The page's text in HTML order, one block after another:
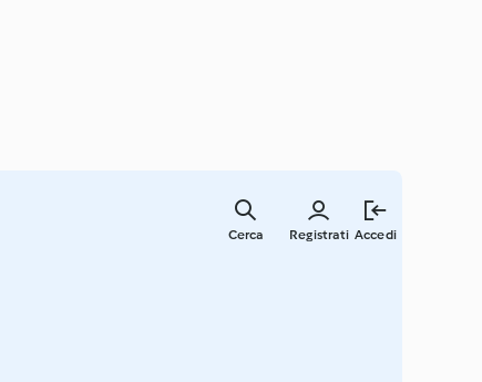
Registrati Accedi
Cerca